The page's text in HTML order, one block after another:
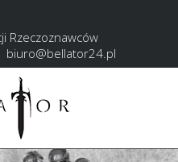
Rzeczoznawców
biuro@bellator24.pl